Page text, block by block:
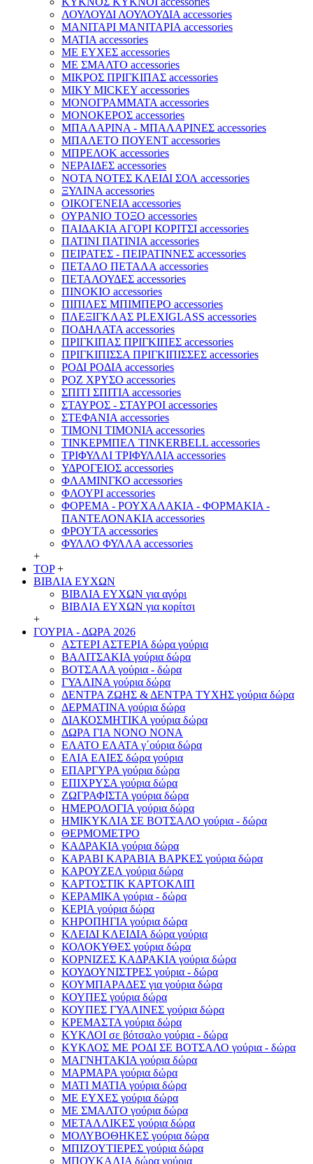
ΛΟΥΛΟΥΔΙ ΛΟΥΛΟΥΔΙΑ accessories
ΜΑΝΙΤΑΡΙ ΜΑΝΙΤΑΡΙΑ accessories
ΜΑΤΙΑ accessories
ΜΕ ΕΥΧΕΣ accessories
ΜΕ ΣΜΑΛΤΟ accessories
ΜΙΚΡΟΣ ΠΡΙΓΚΙΠΑΣ accessories
ΜΙΚΥ MICKEY accessories
ΜΟΝΟΓΡΑΜΜΑΤΑ accessories
ΜΟΝΟΚΕΡΟΣ accessories
ΜΠΑΛΑΡΙΝΑ - ΜΠΑΛΑΡΙΝΕΣ accessories
ΜΠΑΛΕΤΟ ΠΟΥΕΝΤ accessories
ΜΠΡΕΛΟΚ accessories
ΝΕΡΑΙΔΕΣ accessories
ΝΟΤΑ ΝΟΤΕΣ ΚΛΕΙΔΙ ΣΟΛ accessories
ΞΥΛΙΝΑ accessories
ΟΙΚΟΓΕΝΕΙΑ accessories
ΟΥΡΑΝΙΟ ΤΟΞΟ accessories
ΠΑΙΔΑΚΙΑ ΑΓΟΡΙ ΚΟΡΙΤΣΙ accessories
ΠΑΤΙΝΙ ΠΑΤΙΝΙΑ accessories
ΠΕΙΡΑΤΕΣ - ΠΕΙΡΑΤΙΝΝΕΣ accessories
ΠΕΤΑΛΟ ΠΕΤΑΛΑ accessories
ΠΕΤΑΛΟΥΔΕΣ accessories
ΠΙΝΟΚΙΟ accessories
ΠΙΠΙΛΕΣ ΜΠΙΜΠΕΡΟ accessories
ΠΛΕΞΙΓΚΛΑΣ PLEXIGLASS accessories
ΠΟΔΗΛΑΤΑ accessories
ΠΡΙΓΚΙΠΑΣ ΠΡΙΓΚΙΠΕΣ accessories
ΠΡΙΓΚΙΠΙΣΣΑ ΠΡΙΓΚΙΠΙΣΣΕΣ accessories
ΡΟΔΙ ΡΟΔΙΑ accessories
ΡΟΖ ΧΡΥΣΟ accessories
ΣΠΙΤΙ ΣΠΙΤΙΑ accessories
ΣΤΑΥΡΟΣ - ΣΤΑΥΡΟΙ accessories
ΣΤΕΦΑΝΙΑ accessories
ΤΙΜΟΝΙ ΤΙΜΟΝΙΑ accessories
ΤΙΝΚΕΡΜΠΕΛ TINKERBELL accessories
ΤΡΙΦΥΛΛΙ ΤΡΙΦΥΛΛΙΑ accessories
ΥΔΡΟΓΕΙΟΣ accessories
ΦΛΑΜΙΝΓΚΟ accessories
ΦΛΟΥΡΙ accessories
ΦΟΡΕΜΑ - ΡΟΥΧΑΛΑΚΙΑ - ΦΟΡΜΑΚΙΑ -
ΠΑΝΤΕΛΟΝΑΚΙΑ accessories
ΦΡΟΥΤΑ accessories
ΦΥΛΛΟ ΦΥΛΛΑ accessories
+
TOP +
ΒΙΒΛΙΑ ΕΥΧΩΝ
ΒΙΒΛΙΑ ΕΥΧΩΝ για αγόρι
ΒΙΒΛΙΑ ΕΥΧΩΝ για κορίτσι
+
ΓΟΥΡΙΑ - ΔΩΡΑ 2026
ΑΣΤΕΡΙ ΑΣΤΕΡΙΑ δώρα γούρια
ΒΑΛΙΤΣΑΚΙΑ γούρια δώρα
ΒΟΤΣΑΛΑ γούρια - δώρα
ΓΥΑΛΙΝΑ γούρια δώρα
ΔΕΝΤΡΑ ΖΩΗΣ & ΔΕΝΤΡΑ ΤΥΧΗΣ γούρια δώρα
ΔΕΡΜΑΤΙΝΑ γούρια δώρα
ΔΙΑΚΟΣΜΗΤΙΚΑ γούρια δώρα
ΔΩΡΑ ΓΙΑ ΝΟΝΟ ΝΟΝΑ
ΕΛΑΤΟ ΕΛΑΤΑ γ΄ούρια δώρα
ΕΛΙΑ ΕΛΙΕΣ δώρα γούρια
ΕΠΑΡΓΥΡΑ γούρια δώρα
ΕΠΙΧΡΥΣΑ γούρια δώρα
ΖΩΓΡΑΦΙΣΤΑ γούρια δώρα
ΗΜΕΡΟΛΟΓΙΑ γούρια δώρα
ΗΜΙΚΥΚΛΙΑ ΣΕ ΒΟΤΣΑΛΟ γούρια - δώρα
ΘΕΡΜΟΜΕΤΡΟ
ΚΑΔΡΑΚΙΑ γούρια δώρα
ΚΑΡΑΒΙ ΚΑΡΑΒΙΑ ΒΑΡΚΕΣ γούρια δώρα
ΚΑΡΟΥΖΕΛ γούρια δώρα
ΚΑΡΤΟΣΤΙΚ ΚΑΡΤΟΚΛΙΠ
ΚΕΡΑΜΙΚΑ γούρια - δώρα
ΚΕΡΙΑ γούρια δώρα
ΚΗΡΟΠΗΓΙΑ γούρια δώρα
ΚΛΕΙΔΙ ΚΛΕΙΔΙΑ δώρα γούρια
ΚΟΛΟΚΥΘΕΣ γούρια δώρα
ΚΟΡΝΙΖΕΣ ΚΑΔΡΑΚΙΑ γούρια δώρα
ΚΟΥΔΟΥΝΙΣΤΡΕΣ γούρια - δώρα
ΚΟΥΜΠΑΡΑΔΕΣ για γούρια δώρα
ΚΟΥΠΕΣ γούρια δώρα
ΚΟΥΠΕΣ ΓΥΑΛΙΝΕΣ γούρια δώρα
ΚΡΕΜΑΣΤΑ γούρια δώρα
ΚΥΚΛΟΙ σε βότσαλο γούρια - δώρα
ΚΥΚΛΟΣ ΜΕ ΡΟΔΙ ΣΕ ΒΟΤΣΑΛΟ γούρια - δώρα
ΜΑΓΝΗΤΑΚΙΑ γούρια δώρα
ΜΑΡΜΑΡΑ γούρια δώρα
ΜΑΤΙ ΜΑΤΙΑ γούρια δώρα
ΜΕ ΕΥΧΕΣ γούρια δώρα
ΜΕ ΣΜΑΛΤΟ γούρια δώρα
ΜΕΤΑΛΛΙΚΕΣ γούρια δώρα
ΜΟΛΥΒΟΘΗΚΕΣ γούρια δώρα
ΜΠΙΖΟΥΤΙΕΡΕΣ γούρια δώρα
ΜΠΟΥΚΑΛΙΑ δώρα γούρια